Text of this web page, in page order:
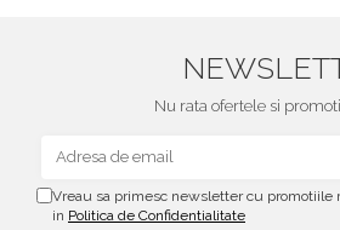
Nu rata ofertele si
Vreau sa primesc newsletter cu
in Politica de Confidentialitate